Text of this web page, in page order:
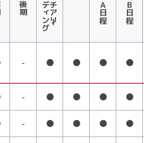
後期 チアリー
ディング Ａ日程 Ｂ日程
- ● ● ● ●
- ● ● ● ●
- ● ● ● ●